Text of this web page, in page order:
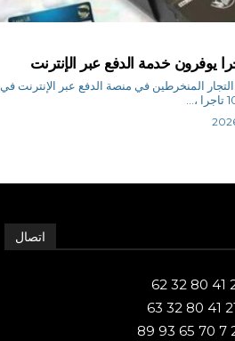
التجار المنخرطين في منصة الدفع عبر الإنترنت في
اتصال